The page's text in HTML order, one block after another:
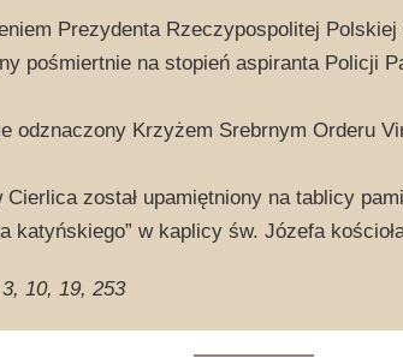
Prezydenta Rzeczypospolitej
pośmiertnie na stopień aspiranta Policji
odznaczony Krzyżem Srebrnym Orderu
Cierlica został upamiętniony na tablicy
katyńskiego” w kaplicy św. Józefa
10, 19, 253